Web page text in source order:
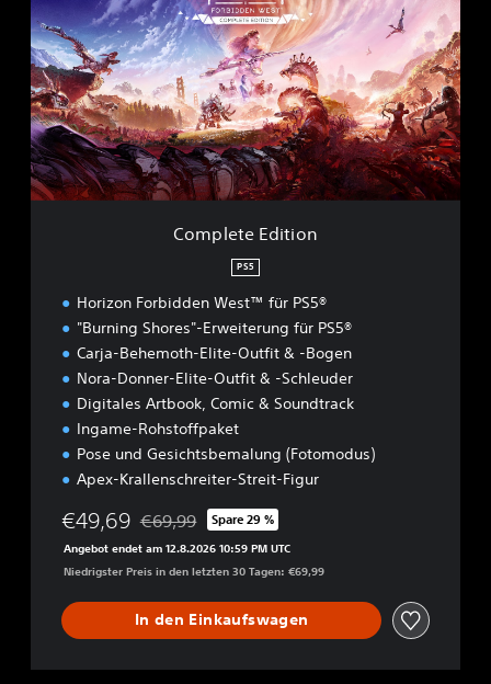
m
p
l
e
t
e
E
d
i
t
Complete Edition
PS5
Horizon Forbidden West™ für PS5®
"Burning Shores"-Erweiterung für PS5®
Carja-Behemoth-Elite-Outfit & -Bogen
Nora-Donner-Elite-Outfit & -Schleuder
Digitales Artbook, Comic & Soundtrack
Ingame-Rohstoffpaket
Pose und Gesichtsbemalung (Fotomodus)
Apex-Krallenschreiter-Streit-Figur
€49,69 Preisnachlass gegenüber dem Originalpreis von
€69,99 Spare 29 %
Angebot endet am 12.8.2026 10:59 PM UTC
Niedrigster Preis in den letzten 30 Tagen: €69,99
In den Einkaufswagen